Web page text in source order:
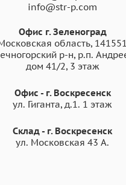
info@str-p.com
Офис г. Зеленоград
область, 141551
р-н, р.п.
дом 41/2, 3 этаж
Офис - г. Воскресенск
ул. Гиганта, д.1. 1 этаж
Склад - г. Воскресенск
ул. Московская 43 А.